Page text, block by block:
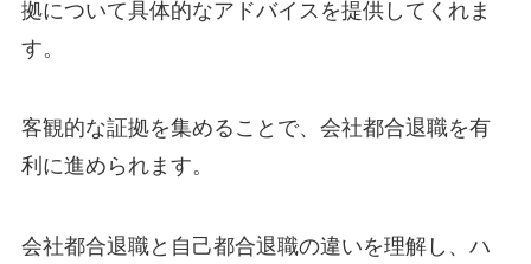
拠について具体的なアドバイスを提供してくれま
す。
客観的な証拠を集めることで、会社都合退職を有
利に進められます。
会社都合退職と自己都合退職の違いを理解し、ハ